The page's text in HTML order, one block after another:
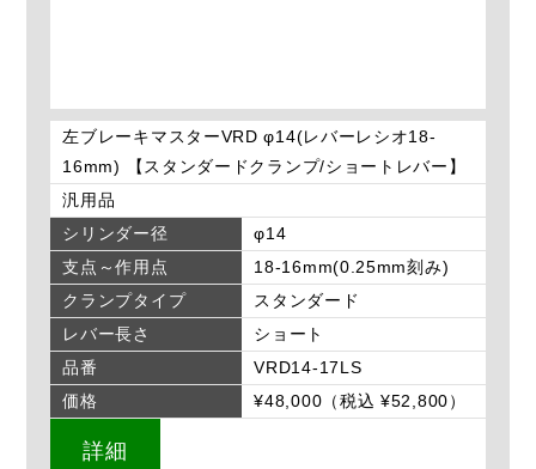
左ブレーキマスターVRD φ14(レバーレシオ18-
16mm) 【スタンダードクランプ/ショートレバー】
汎用品
シリンダー径
φ14
支点～作用点
18-16mm(0.25mm刻み)
クランプタイプ
スタンダード
レバー長さ
ショート
品番
VRD14-17LS
価格
¥48,000（税込 ¥52,800）
詳細